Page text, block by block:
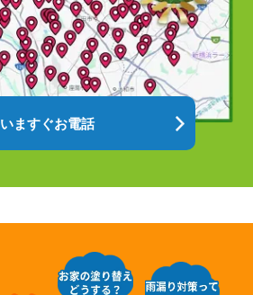
いますぐお電話